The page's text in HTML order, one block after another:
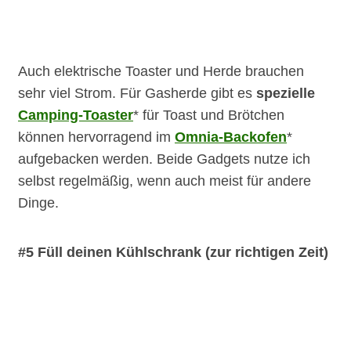
Auch elektrische Toaster und Herde brauchen
sehr viel Strom. Für Gasherde gibt es spezielle
Camping-Toaster* für Toast und Brötchen
können hervorragend im Omnia-Backofen*
aufgebacken werden. Beide Gadgets nutze ich
selbst regelmäßig, wenn auch meist für andere
Dinge.
#5 Füll deinen Kühlschrank (zur richtigen Zeit)